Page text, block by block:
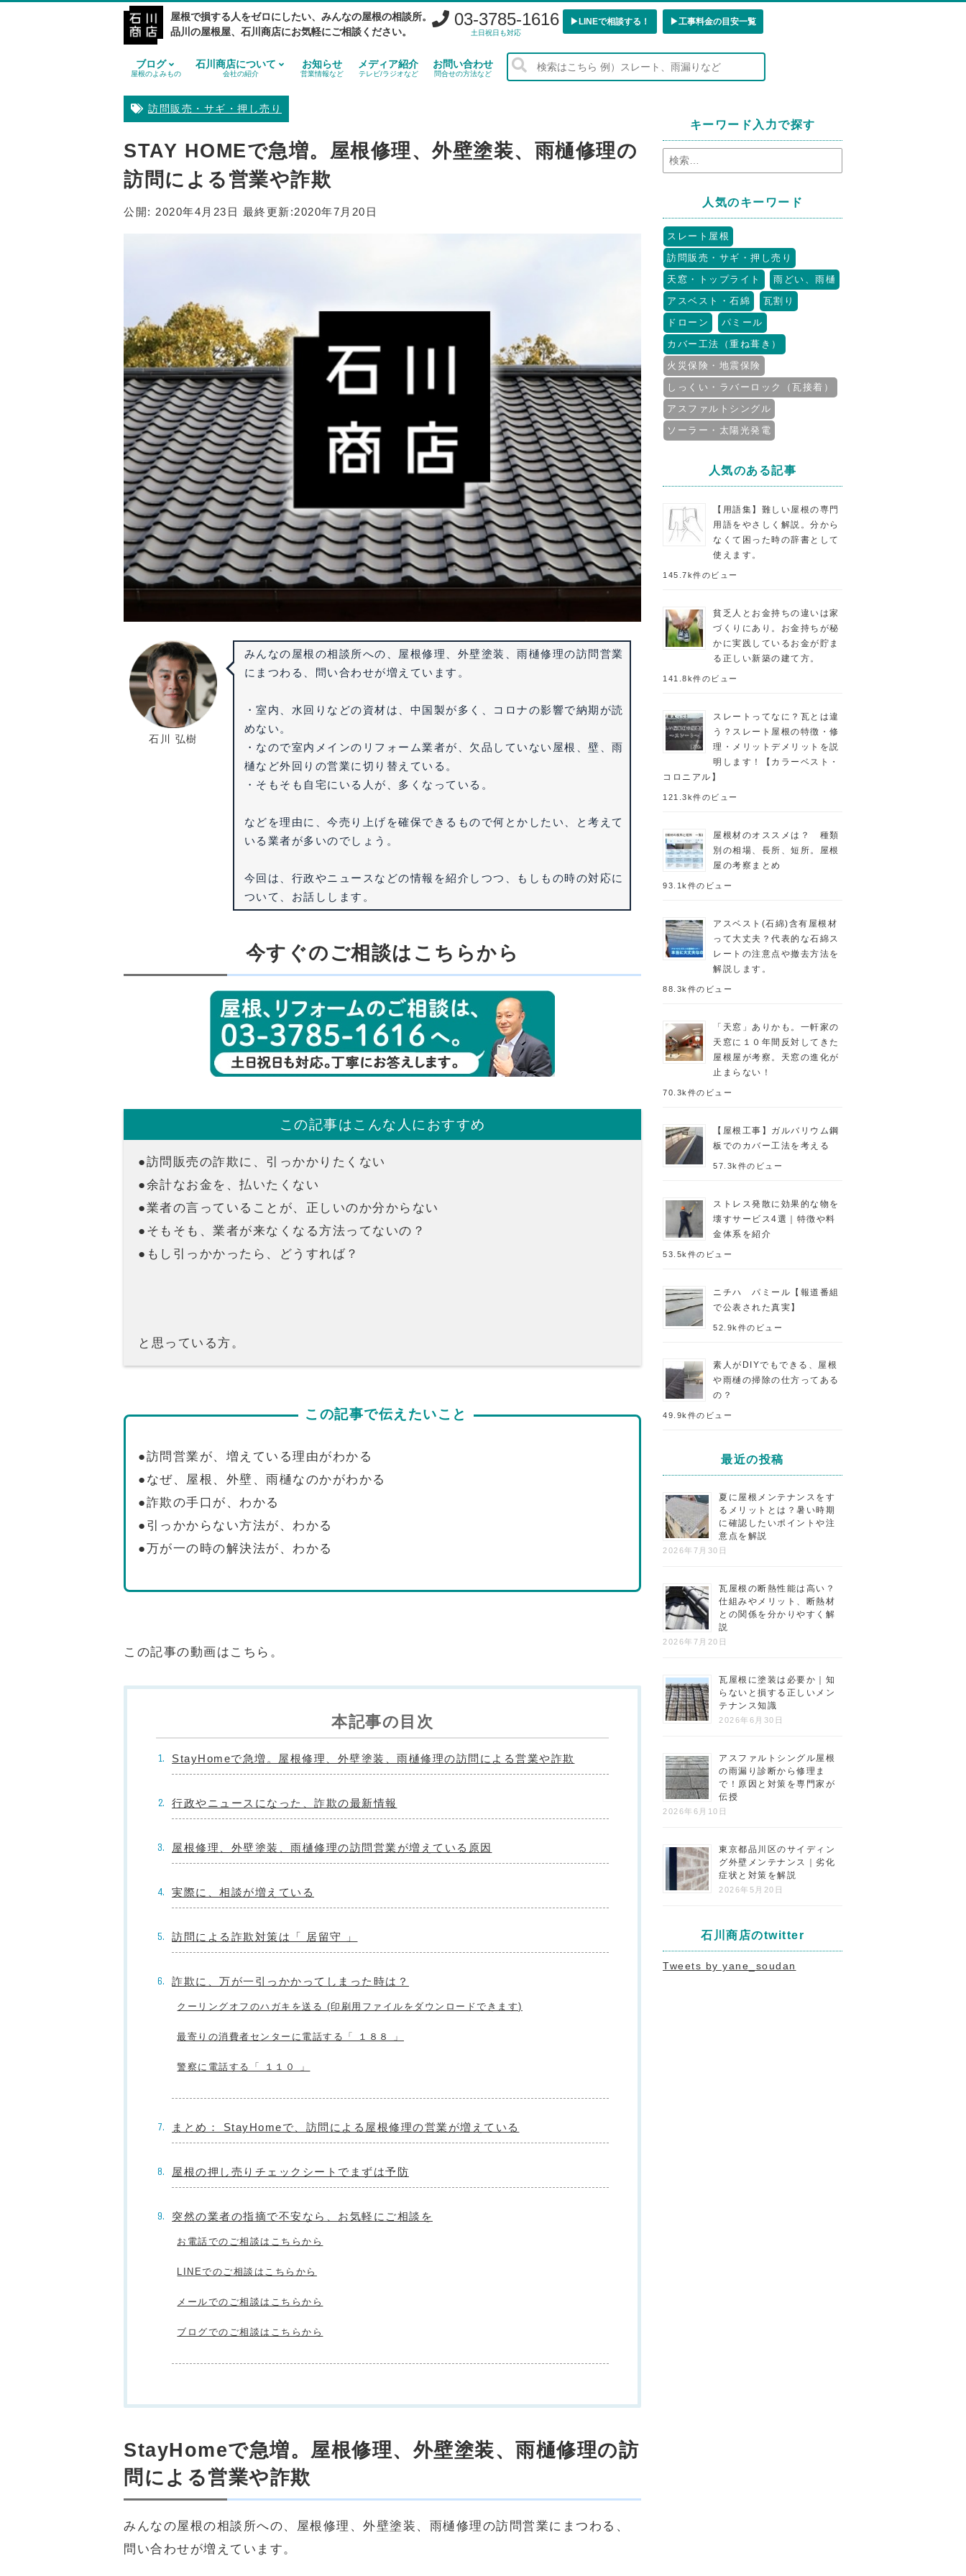
屋根で損する人をゼロにしたい、みんなの屋根の相談所。
品川の屋根屋、石川商店にお気軽にご相談ください。
03-3785-1616
土日祝日も対応
▶︎LINEで相談する！ ▶︎工事料金の目安一覧
ブログ
屋根のよみもの
石川商店について
会社の紹介
お知らせ
営業情報など
メディア紹介
テレビ/ラジオなど
お問い合わせ
問合せの方法など
訪問販売・サギ・押し売り
STAY HOMEで急増。屋根修理、外壁塗装、雨樋修理の
訪問による営業や詐欺
公開: 2020年4月23日 最終更新:2020年7月20日
石川 弘樹
みんなの屋根の相談所への、屋根修理、外壁塗装、雨樋修理の訪問営業
にまつわる、問い合わせが増えています。
・室内、水回りなどの資材は、中国製が多く、コロナの影響で納期が読
めない。
・なので室内メインのリフォーム業者が、欠品していない屋根、壁、雨
樋など外回りの営業に切り替えている。
・そもそも自宅にいる人が、多くなっている。
などを理由に、今売り上げを確保できるもので何とかしたい、と考えて
いる業者が多いのでしょう。
今回は、行政やニュースなどの情報を紹介しつつ、もしもの時の対応に
ついて、お話しします。
今すぐのご相談はこちらから
この記事はこんな人におすすめ
●訪問販売の詐欺に、引っかかりたくない
●余計なお金を、払いたくない
●業者の言っていることが、正しいのか分からない
●そもそも、業者が来なくなる方法ってないの？
●もし引っかかったら、どうすれば？
と思っている方。
この記事で伝えたいこと
●訪問営業が、増えている理由がわかる
●なぜ、屋根、外壁、雨樋なのかがわかる
●詐欺の手口が、わかる
●引っかからない方法が、わかる
●万が一の時の解決法が、わかる
この記事の動画はこちら。
本記事の目次
StayHomeで急増。屋根修理、外壁塗装、雨樋修理の訪問による営業や詐欺
行政やニュースになった、詐欺の最新情報
屋根修理、外壁塗装、雨樋修理の訪問営業が増えている原因
実際に、相談が増えている
訪問による詐欺対策は「 居留守 」
詐欺に、万が一引っかかってしまった時は？
クーリングオフのハガキを送る (印刷用ファイルをダウンロードできます)
最寄りの消費者センターに電話する「 １８８ 」
警察に電話する「 １１０ 」
まとめ： StayHomeで、訪問による屋根修理の営業が増えている
屋根の押し売りチェックシートでまずは予防
突然の業者の指摘で不安なら、お気軽にご相談を
お電話でのご相談はこちらから
LINEでのご相談はこちらから
メールでのご相談はこちらから
ブログでのご相談はこちらから
StayHomeで急増。屋根修理、外壁塗装、雨樋修理の訪
問による営業や詐欺
みんなの屋根の相談所への、屋根修理、外壁塗装、雨樋修理の訪問営業にまつわる、
問い合わせが増えています。
キーワード入力で探す
人気のキーワード
スレート屋根
訪問販売・サギ・押し売り
天窓・トップライト
雨どい、雨樋
アスベスト・石綿
瓦割り
ドローン
パミール
カバー工法（重ね葺き）
火災保険・地震保険
しっくい・ラバーロック（瓦接着）
アスファルトシングル
ソーラー・太陽光発電
人気のある記事
【用語集】難しい屋根の専門
用語をやさしく解説。分から
なくて困った時の辞書として
使えます。
145.7k件のビュー
貧乏人とお金持ちの違いは家
づくりにあり。お金持ちが秘
かに実践しているお金が貯ま
る正しい新築の建て方。
141.8k件のビュー
スレートってなに？瓦とは違
う？スレート屋根の特徴・修
理・メリットデメリットを説
明します！【カラーベスト・
コロニアル】
121.3k件のビュー
屋根材のオススメは？ 種類
別の相場、長所、短所。屋根
屋の考察まとめ
93.1k件のビュー
アスベスト(石綿)含有屋根材
って大丈夫？代表的な石綿ス
レートの注意点や撤去方法を
解説します。
88.3k件のビュー
「天窓」ありかも。一軒家の
天窓に１０年間反対してきた
屋根屋が考察。天窓の進化が
止まらない！
70.3k件のビュー
【屋根工事】ガルバリウム鋼
板でのカバー工法を考える
57.3k件のビュー
ストレス発散に効果的な物を
壊すサービス4選｜特徴や料
金体系を紹介
53.5k件のビュー
ニチハ パミール【報道番組
で公表された真実】
52.9k件のビュー
素人がDIYでもできる、屋根
や雨樋の掃除の仕方ってある
の？
49.9k件のビュー
最近の投稿
夏に屋根メンテナンスをす
るメリットとは？暑い時期
に確認したいポイントや注
意点を解説
2026年7月30日
瓦屋根の断熱性能は高い？
仕組みやメリット、断熱材
との関係を分かりやすく解
説
2026年7月20日
瓦屋根に塗装は必要か｜知
らないと損する正しいメン
テナンス知識
2026年6月30日
アスファルトシングル屋根
の雨漏り診断から修理ま
で！原因と対策を専門家が
伝授
2026年6月10日
東京都品川区のサイディン
グ外壁メンテナンス｜劣化
症状と対策を解説
2026年5月20日
石川商店のtwitter
Tweets by yane_soudan